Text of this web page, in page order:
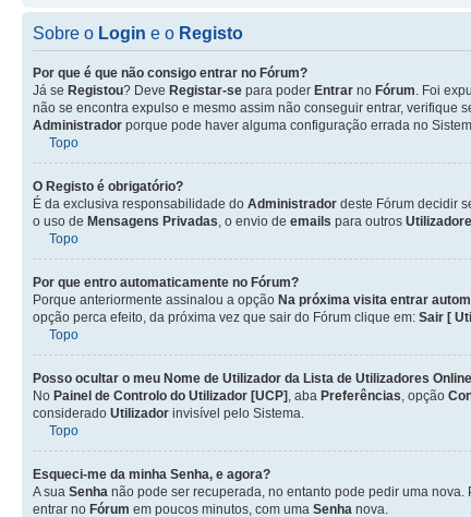
Sobre o Login e o Registo
Por que é que não consigo entrar no Fórum?
Já se Registou? Deve Registar-se para poder Entrar no Fórum. Foi
não se encontra expulso e mesmo assim não conseguir entrar, verifique
Administrador porque pode haver alguma configuração errada no
Topo
O Registo é obrigatório?
É da exclusiva responsabilidade do Administrador deste Fórum decidir
o uso de Mensagens Privadas, o envio de emails para outros
Topo
Por que entro automaticamente no Fórum?
Porque anteriormente assinalou a opção Na próxima visita entrar
opção perca efeito, da próxima vez que sair do Fórum clique em: Sair [
Topo
Posso ocultar o meu Nome de Utilizador da Lista de Utilizadores
No Painel de Controlo do Utilizador [UCP] , aba Preferências, opção
considerado Utilizador invisível pelo Sistema.
Topo
Esqueci-me da minha Senha, e agora?
A sua Senha não pode ser recuperada, no entanto pode pedir uma
entrar no Fórum em poucos minutos, com uma Senha nova.